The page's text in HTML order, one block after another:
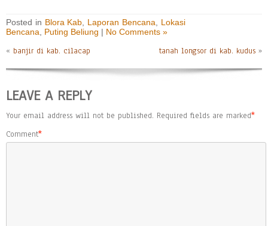
Posted in Blora Kab Laporan Bencana
Lokasi
Bencana
Puting Beliung | No Comments »
« banjir di kab. cilacap tanah longsor di kab. kudus »
LEAVE A REPLY
Your email address will not be published. Required fields are marked*
Comment*